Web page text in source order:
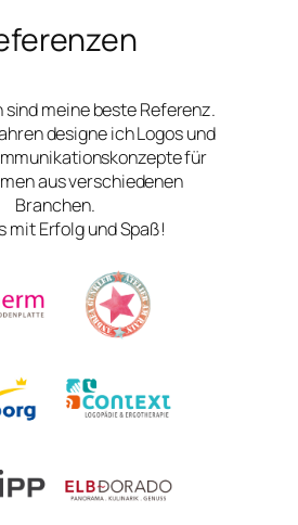
sind meine beste Referenz.
designe ich Logos und
für
aus verschiedenen
Branchen.
mit Erfolg und Spaß!